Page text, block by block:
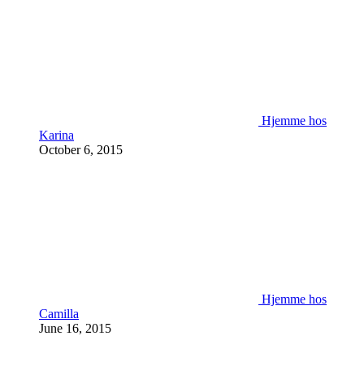
Hjemme hos
Karina
October 6, 2015
Hjemme hos
Camilla
June 16, 2015